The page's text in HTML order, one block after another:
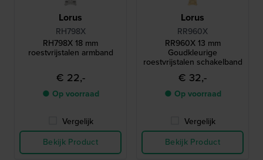
Lorus
RH798X
RH798X 18 mm
roestvrijstalen armband
€ 22,-
● Op voorraad
Vergelijk
Bekijk Product
Lorus
RR960X
RR960X 13 mm
Goudkleurige
roestvrijstalen schakelband
€ 32,-
● Op voorraad
Vergelijk
Bekijk Product